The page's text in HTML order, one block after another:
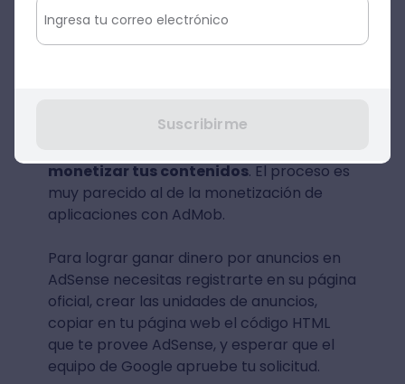
Fuente: Google Ad Manager
Si quieres saber cómo ganar dinero con
monetizar tus contenidos. El proceso es
muy parecido al de la monetización de
aplicaciones con AdMob.
Para lograr ganar dinero por anuncios en
AdSense necesitas registrarte en su página
oficial, crear las unidades de anuncios,
copiar en tu página web el código HTML
que te provee AdSense, y esperar que el
equipo de Google apruebe tu solicitud.
Suscribirme